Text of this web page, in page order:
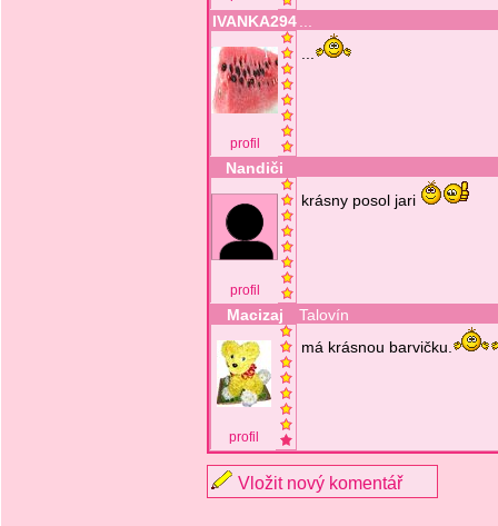
IVANKA294
profil
Nandiči
profil
krásny posol jari
Macizaj Talovín
profil
má krásnou barvičku.
Vložit nový komentář